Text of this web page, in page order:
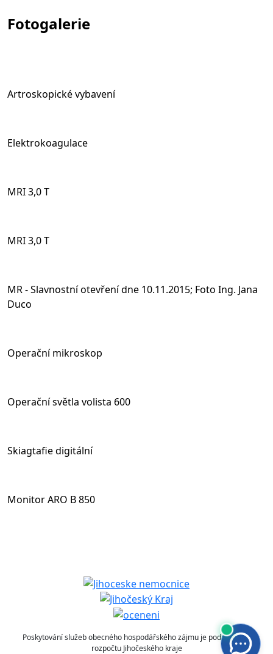
Fotogalerie
Artroskopické vybavení
Elektrokoagulace
MRI 3,0 T
MRI 3,0 T
MR - Slavnostní otevření dne 10.11.2015; Foto Ing. Jana
Duco
Operační mikroskop
Operační světla volista 600
Skiagtafie digitální
Monitor ARO B 850
Poskytování služeb obecného hospodářského zájmu je podpořeno z
rozpočtu Jihočeského kraje